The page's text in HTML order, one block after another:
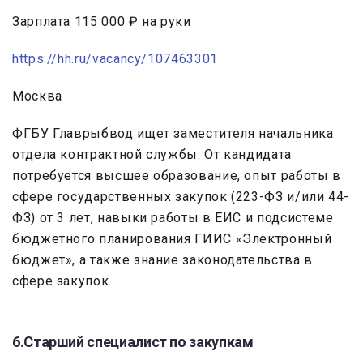
Зарплата 115 000 ₽ на руки
https://hh.ru/vacancy/107463301
Москва
ФГБУ Главрыбвод ищет заместителя начальника
отдела контрактной службы. От кандидата
потребуется высшее образование, опыт работы в
сфере государственных закупок (223-ФЗ и/или 44-
ФЗ) от 3 лет, навыки работы в ЕИС и подсистеме
бюджетного планирования ГИИС «Электронный
бюджет», а также знание законодательства в
сфере закупок.
6.Старший специалист по закупкам